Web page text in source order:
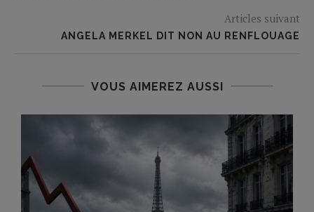
Articles suivant
ANGELA MERKEL DIT NON AU RENFLOUAGE
VOUS AIMEREZ AUSSI